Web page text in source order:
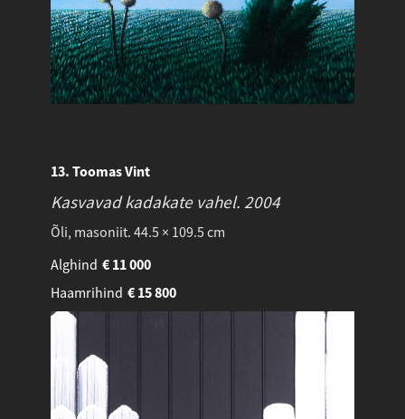
13. Toomas Vint
Kasvavad kadakate vahel. 2004
Õli, masoniit. 44.5 × 109.5 cm
Alghind
11 000
€
Haamrihind
15 800
€